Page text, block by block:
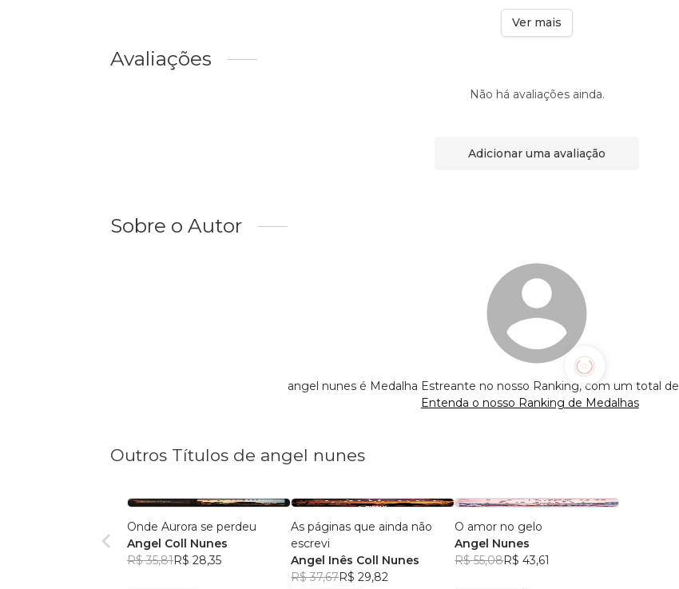
Ver mais
Avaliações
Não há avaliações ainda.
Adicionar uma avaliação
Sobre o Autor
angel nunes é Medalha Estreante no nosso Ranking, com um total de
Entenda o nosso Ranking de Medalhas
Outros Títulos de angel nunes
Onde Aurora se perdeu
Angel Coll Nunes
R$ 35,81R$ 28,35
As páginas que ainda não
escrevi
Angel Inês Coll Nunes
R$ 37,67R$ 29,82
O amor no gelo
Angel Nunes
R$ 55,08R$ 43,61